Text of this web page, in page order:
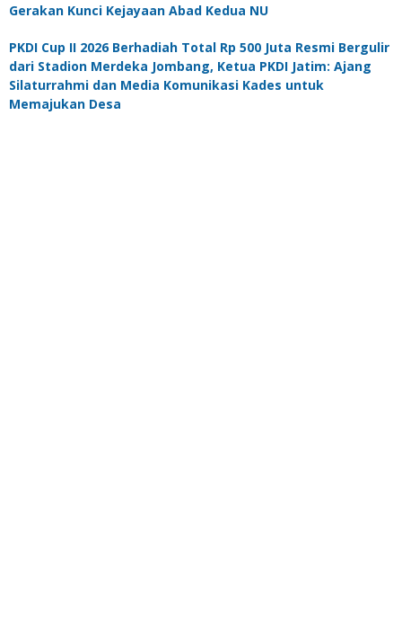
Gerakan Kunci Kejayaan Abad Kedua NU
PKDI Cup II 2026 Berhadiah Total Rp 500 Juta Resmi Bergulir
dari Stadion Merdeka Jombang, Ketua PKDI Jatim: Ajang
Silaturrahmi dan Media Komunikasi Kades untuk
Memajukan Desa